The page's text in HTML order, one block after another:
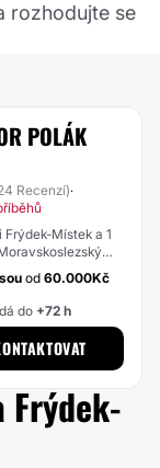
rozhodujte se
POLÁK
Recenzí)·
Místek a 1
od 60.000Kč
do +72 h
Frýdek-